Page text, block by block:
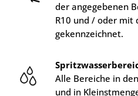
der angegebenen
R10 und / oder mit
gekennzeichnet.
Alle Bereiche in
und in